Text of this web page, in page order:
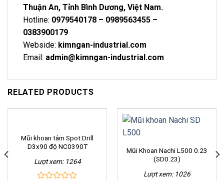
Thuận An, Tỉnh Bình Dương, Việt Nam.
Hotline: 0979540178 – 0989563455 –
0383900179
Webside: kimngan-industrial.com
Email: admin@kimngan-industrial.com
RELATED PRODUCTS
Mũi khoan tâm Spot Drill
D3x90 độ NC0390T
Lượt xem: 1264
Mũi Khoan Nachi L500 0.23
(SD0.23)
Lượt xem: 1026